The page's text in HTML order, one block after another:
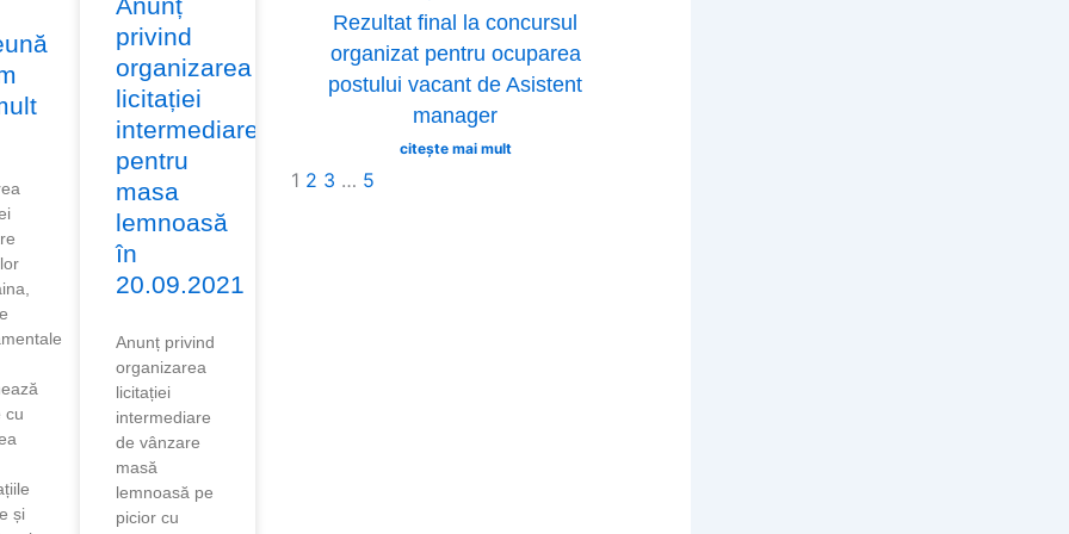
cu
și
privind
organizarea
licitației
intermediare
pentru
masa
lemnoasă
în
20.09.2021
Anunț privind
organizarea
licitației
intermediare
de vânzare
masă
lemnoasă pe
picior cu
Rezultat final la concursul
organizat pentru ocuparea
postului vacant de Asistent
manager
citește mai mult
1 2 3 … 5